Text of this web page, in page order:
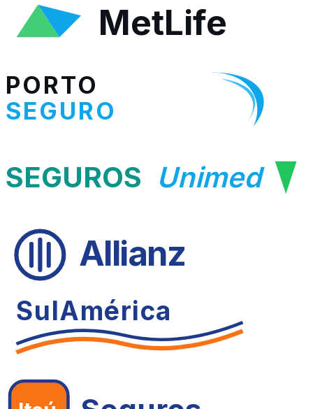
MetLife
PORTO
SEGURO
SEGUROS Unimed
Allianz
SulAmérica